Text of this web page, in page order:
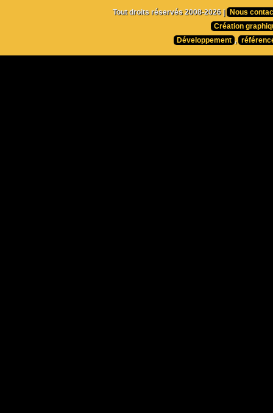
Tout droits réservés 2008-2026 |
Nous
Création
Développement ,